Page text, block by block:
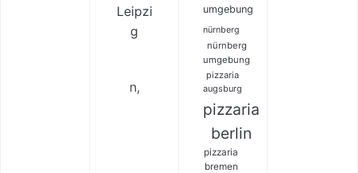
Leipzi
g
n,
umgebung
nürnberg
nürnberg
umgebung
pizzaria
augsburg
pizzaria
berlin
pizzaria
bremen